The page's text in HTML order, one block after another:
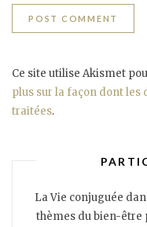
Ce site utilise Akismet
plus sur la façon dont les
traitées.
La Vie conjuguée
thèmes du bien-être